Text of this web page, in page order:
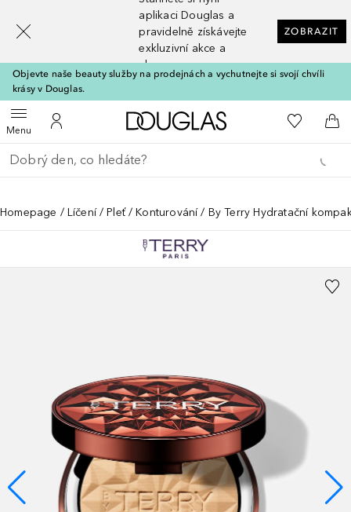
aplikaci Douglas a
pravidelně získávejte
exkluzivní akce a
slevy
ZOBRAZIT
Objevte naše beauty služby na prodejnách a vychutnejte si svojí chvíli
krásy v Douglas.
MenuOtevřít menuK mému účtu
Domů K mému
Do
Vraťte se
Proveďte vyhledávání
Homepage Líčení Pleť Konturování By Terry Hydratační
[navigation.slideout.screenreader]